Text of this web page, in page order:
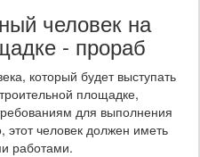
человек на
- прораб
который будет выступать
площадке,
для выполнения
этот человек должен иметь
работами.